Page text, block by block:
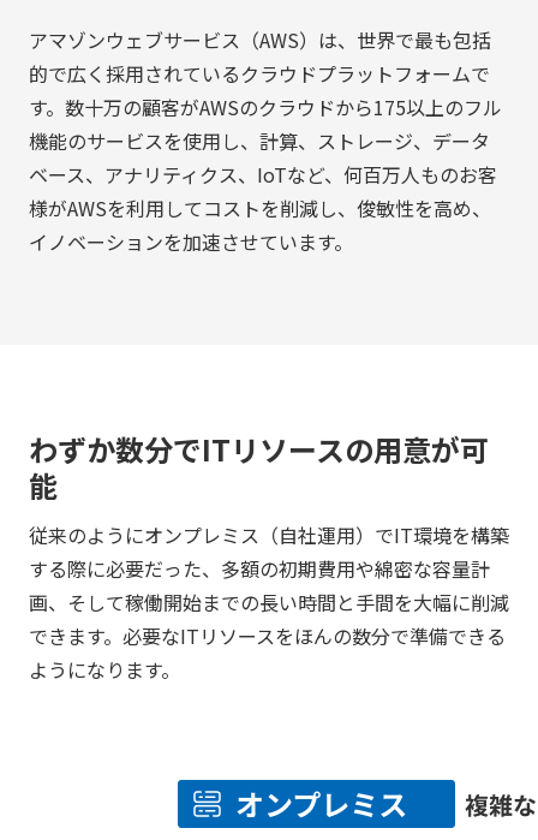
アマゾンウェブサービス（AWS）は、世界で最も包括
的で広く採用されているクラウドプラットフォームで
す。数十万の顧客がAWSのクラウドから175以上のフル
機能のサービスを使用し、計算、ストレージ、データ
ベース、アナリティクス、IoTなど、何百万人ものお客
様がAWSを利用してコストを削減し、俊敏性を高め、
イノベーションを加速させています。
わずか数分でITリソースの用意が可
能
従来のようにオンプレミス（自社運用）でIT環境を構築
する際に必要だった、多額の初期費用や綿密な容量計
画、そして稼働開始までの長い時間と手間を大幅に削減
できます。必要なITリソースをほんの数分で準備できる
ようになります。